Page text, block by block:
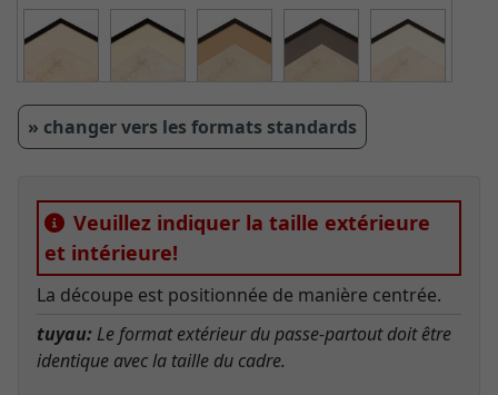
» changer vers les formats standards
Veuillez indiquer la taille extérieure
et intérieure!
La découpe est positionnée de manière centrée.
tuyau: Le format extérieur du passe-partout doit être
identique avec la taille du cadre.